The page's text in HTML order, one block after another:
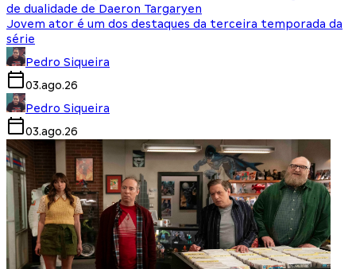
de dualidade de Daeron Targaryen
Jovem ator é um dos destaques da terceira temporada da
série
Pedro Siqueira
03.ago.26
Pedro Siqueira
03.ago.26